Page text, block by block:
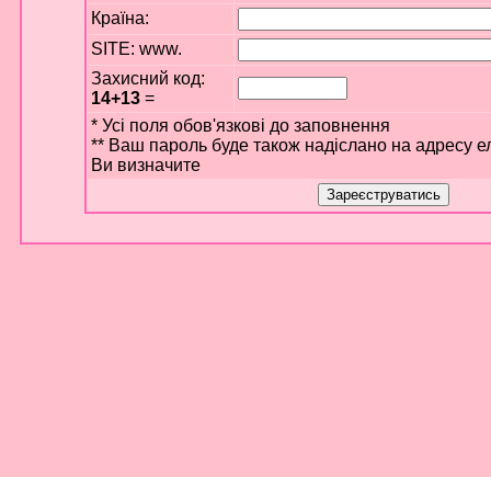
Країна:
SITE: www.
Захисний код:
14+13 =
* Усі поля обов'язкові до заповнення
** Ваш пароль буде також надіслано на адресу
Ви визначите